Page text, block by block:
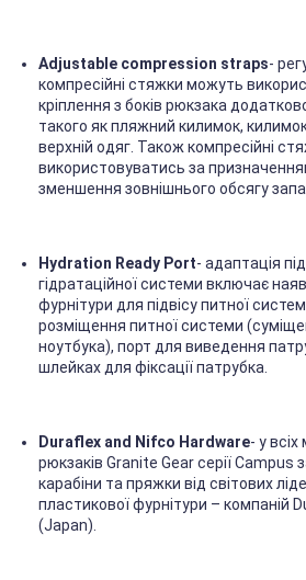
Adjustable compression straps-
компресійні стяжки можуть
кріплення з боків рюкзака
такого як пляжний килимок,
верхній одяг. Також компресійні
використовуватись за
зменшення зовнішнього обсягу
Hydration Ready Port- адаптація
гідратаційної системи включає
фурнітури для підвісу питної
розміщення питної системи
ноутбука), порт для виведення
шлейках для фіксації патрубка.
Duraflex and Nifco Hardware- у
рюкзаків Granite Gear серії Campus
карабіни та пряжки від світових
пластикової фурнітури – компаній
(Japan).